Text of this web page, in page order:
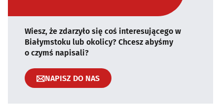
Wiesz, że zdarzyło się coś interesującego w
Białymstoku lub okolicy? Chcesz abyśmy
o czymś napisali?
NAPISZ DO NAS